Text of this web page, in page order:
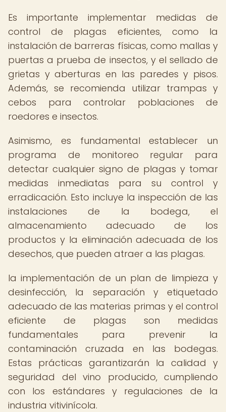
Es importante implementar medidas de
control de plagas eficientes, como la
instalación de barreras físicas, como mallas y
puertas a prueba de insectos, y el sellado de
grietas y aberturas en las paredes y pisos.
Además, se recomienda utilizar trampas y
cebos para controlar poblaciones de
roedores e insectos.
Asimismo, es fundamental establecer un
programa de monitoreo regular para
detectar cualquier signo de plagas y tomar
medidas inmediatas para su control y
erradicación. Esto incluye la inspección de las
instalaciones de la bodega, el
almacenamiento adecuado de los
productos y la eliminación adecuada de los
desechos, que pueden atraer a las plagas.
la implementación de un plan de limpieza y
desinfección, la separación y etiquetado
adecuado de las materias primas y el control
eficiente de plagas son medidas
fundamentales para prevenir la
contaminación cruzada en las bodegas.
Estas prácticas garantizarán la calidad y
seguridad del vino producido, cumpliendo
con los estándares y regulaciones de la
industria vitivinícola.